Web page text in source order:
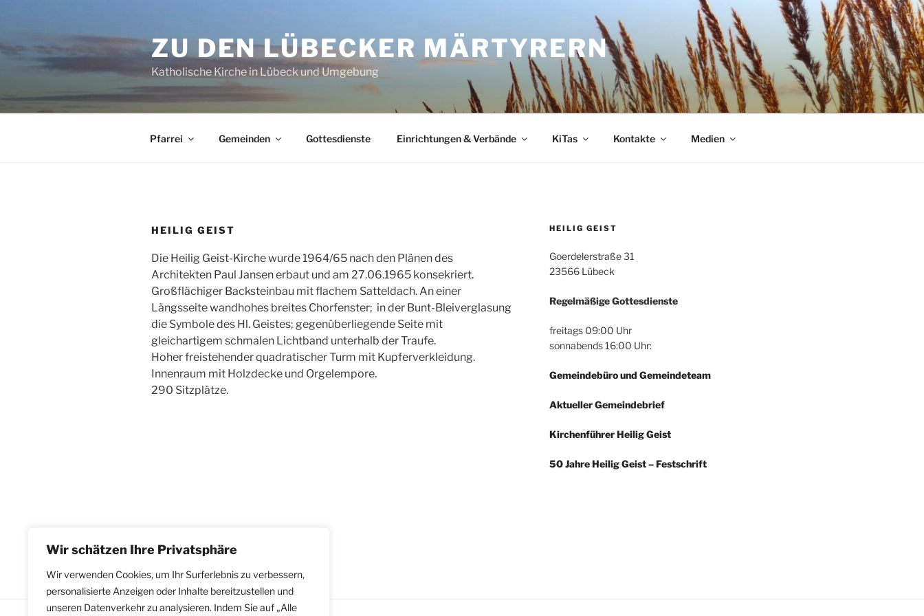
Wir schätzen Ihre Privatsphäre
Wir verwenden Cookies, um Ihr Surferlebnis zu verbessern,
personalisierte Anzeigen oder Inhalte bereitzustellen und
unseren Datenverkehr zu analysieren. Indem Sie auf „Alle
springen
ZU DEN LÜBECKER MÄRTYRERN
Katholische Kirche in Lübeck und Umgebung
Pfarrei Gemeinden Gottesdienste Einrichtungen & Verbände KiTas Kontakte Medien
HEILIG GEIST
Die Heilig Geist-Kirche wurde 1964/65 nach den Plänen des
Architekten Paul Jansen erbaut und am 27.06.1965 konsekriert.
Großflächiger Backsteinbau mit flachem Satteldach. An einer
Längsseite wandhohes breites Chorfenster; in der Bunt-Bleiverglasung
die Symbole des Hl. Geistes; gegenüberliegende Seite mit
gleichartigem schmalen Lichtband unterhalb der Traufe.
Hoher freistehender quadratischer Turm mit Kupferverkleidung.
Innenraum mit Holzdecke und Orgelempore.
290 Sitzplätze.
HEILIG GEIST
Goerdelerstraße 31
23566 Lübeck
Regelmäßige Gottesdienste
freitags 09:00 Uhr
sonnabends 16:00 Uhr:
Gemeindebüro und Gemeindeteam
Aktueller Gemeindebrief
Kirchenführer Heilig Geist
50 Jahre Heilig Geist – Festschrift